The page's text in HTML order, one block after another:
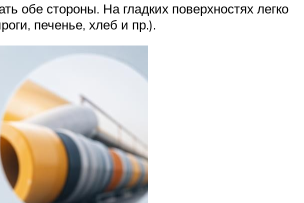
обе стороны. На гладких поверхностях легко
печенье, хлеб и пр.).